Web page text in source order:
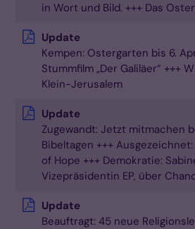
in Wort und Bild. +++ Das
Update
Kempen: Ostergarten bis 6.
Stummfilm „Der Galiläer“ +++
Klein-Jerusalem
Update
Zugewandt: Jetzt mitmachen
Bibeltagen +++
of Hope +++ Demokratie:
Vizepräsidentin EP, über
Update
Beauftragt: 45 neue